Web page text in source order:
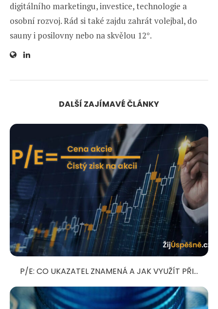
digitálního marketingu, investice, technologie a
osobní rozvoj. Rád si také zajdu zahrát volejbal, do
sauny i posilovny nebo na skvělou 12°.
DALŠÍ ZAJÍMAVÉ ČLÁNKY
P/E: CO UKAZATEL ZNAMENÁ A JAK VYUŽÍT PŘI...